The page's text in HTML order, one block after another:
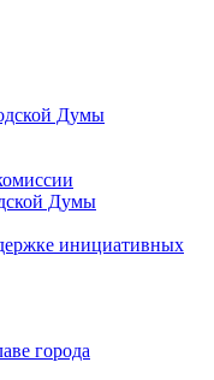
Думы
Думы
инициативных
города